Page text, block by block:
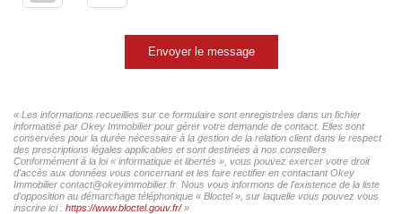
Envoyer le message
« Les informations recueillies sur ce formulaire sont enregistrées dans un fichier
informatisé par Okey Immobilier pour gérer votre demande de contact. Elles sont
conservées pour la durée nécessaire à la gestion de la relation client dans le respect
des prescriptions légales applicables et sont destinées à nos conseillers
Conformément à la loi « informatique et libertés », vous pouvez exercer votre droit
d'accès aux données vous concernant et les faire rectifier en contactant Okey
Immobilier contact@okeyimmobilier.fr. Nous vous informons de l'existence de la liste
d'opposition au démarchage téléphonique « Bloctel », sur laquelle vous pouvez vous
inscrire ici : https://www.bloctel.gouv.fr/»